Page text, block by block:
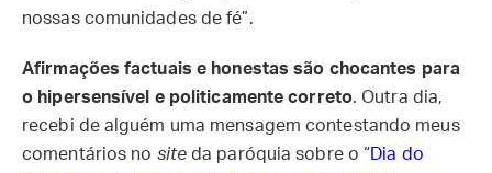
nossas comunidades de fé”.
Afirmações factuais e honestas são chocantes para
o hipersensível e politicamente correto. Outra dia,
recebi de alguém uma mensagem contestando meus
comentários no siteda paróquia sobre o “ Dia do